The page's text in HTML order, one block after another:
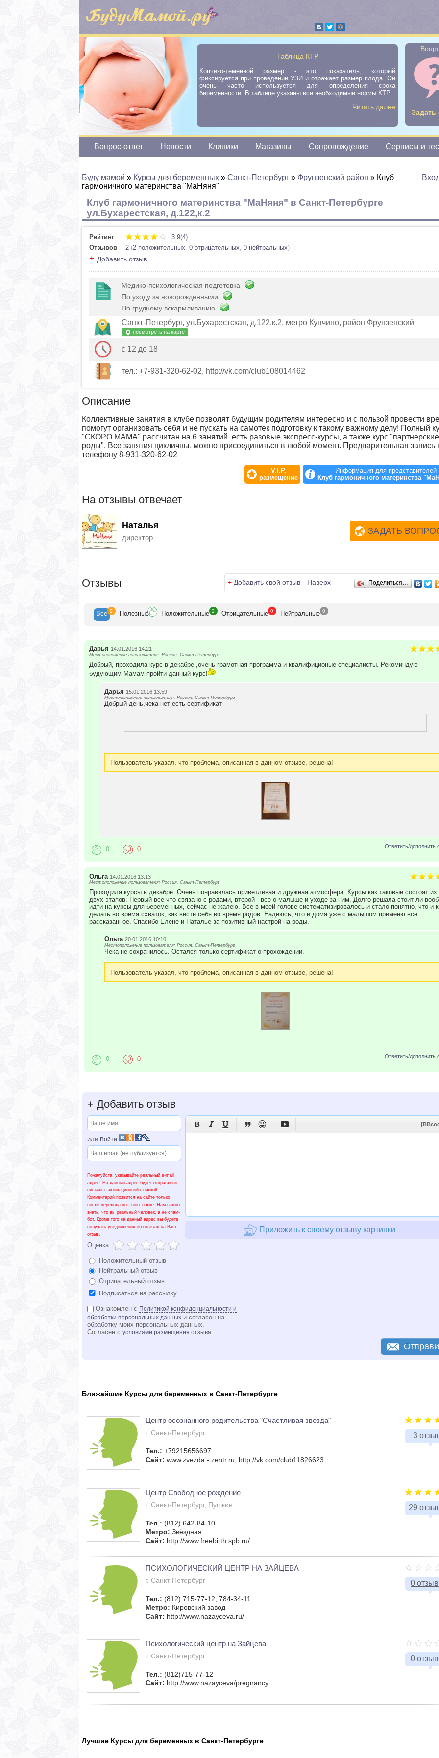
Таблица КТР
Копчико-теменной размер - это показатель, который
фиксируется при проведении УЗИ и отражает размер плода. Он
очень часто используется для определения срока
беременности. В таблице указаны все необходимые нормы КТР.
Читать далее
Задать
Вопрос-ответ Новости Клиники Магазины Сопровождение Сервисы и
Буду мамой » Курсы для беременных » Санкт-Петербург » Фрунзенский район » Клуб
гармоничного материнства "МаНяня"
Клуб гармоничного материнства "МаНяня" в Санкт-Петербурге
ул.Бухарестская, д.122,к.2
Рейтинг
3.9(4)
Отзывов
2 (2 положительных, 0 отрицательных, 0 нейтральных)
+ Добавить отзыв
Медико-психологическая подготовка
По уходу за новорожденными
По грудному вскармливанию
Санкт-Петербург, ул.Бухарестская, д.122,к.2, метро Купчино, район Фрунзенский
посмотреть на карте
с 12 до 18
тел.: +7-931-320-62-02, http://vk.com/club108014462
Описание
Коллективные занятия в клубе позволят будущим родителям интересно и с пользой провести
помогут организовать себя и не пускать на самотек подготовку к такому важному делу! Полный
"СКОРО МАМА" рассчитан на 6 занятий, есть разовые экспресс-курсы, а также курс "партнерские
роды". Все занятия цикличны, можно присоединиться в любой момент. Предварительная запись
телефону 8-931-320-62-02
V.I.P.
размещение
Информация для представителей
Клуб гармоничного материнства
На отзывы отвечает
Наталья
директор
ЗАДАТЬ
Отзывы + Добавить свой отзыв Наверх Поделиться…
Все 2 Полезные Положительные 2 Отрицательные 0 Нейтральные 0
Дарья 14.01.2016 14:21
Местоположение пользователя: Россия, Санкт-Петербург
Добрый, проходила курс в декабре ,очень грамотная программа и квалифиционые специалисты. Рекоминдую
будующим Мамам пройти данный курс!
Дарья 15.01.2016 13:59
Местоположение пользователя: Россия, Санкт-Петербург
Добрый день,чека нет есть сертификат
Пользователь указал, что проблема, описанная в данном отзыве, решена!
Ответить/дополнить
0 0
Ольга 14.01.2016 13:13
Местоположение пользователя: Россия, Санкт-Петербург
Проходила курсы в декабре. Очень понравилась приветливая и дружная атмосфера. Курсы как таковые состоят из
двух этапов. Первый все что связано с родами, второй - все о малыше и уходе за ним. Долго решала стоит ли
идти на курсы для беременных, сейчас не жалею. Все в моей голове систематизировалось и стало понятно, что и
делать во время схваток, как вести себя во время родов. Надеюсь, что и дома уже с малышом применю все
рассказанное. Спасибо Елене и Наталье за позитивный настрой на роды.
Ольга 20.01.2016 10:10
Местоположение пользователя: Россия, Санкт-Петербург
Чека не сохранилось. Остался только сертификат о прохождении.
Пользователь указал, что проблема, описанная в данном отзыве, решена!
Ответить/дополнить
0 0
+ Добавить отзыв
или Войти
Пожалуйста, указывайте реальный e-mail
адрес! На данный адрес будет отправлено
письмо с активационной ссылкой.
Комментарий появится на сайте только
после перехода по этой ссылке. Нам важно
знать, что вы реальный человек, а не спам-
бот. Кроме того на данный адрес вы будете
получать уведомления об ответах на Ваш
отзыв.
Оценка
Положительный отзыв
Нейтральный отзыв
Отрицательный отзыв
Подписаться на рассылку
     
Приложить к своему отзыву картинки
Ознакомлен с Политикой конфиденциальности и
обработки персональных данных и согласен на
обработку моих персональных данных.
Согласен с условиями размещения отзыва
Ближайшие Курсы для беременных в Санкт-Петербурге
3
Центр осознанного родительства "Счастливая звезда"
г. Санкт-Петербург
Тел.: +79215656697
Сайт: www.zvezda - zentr.ru, http://vk.com/club11826623
29
Центр Свободное рождение
г. Санкт-Петербург, Пушкин
Тел.: (812) 642-84-10
Метро: Звёздная
Сайт: http://www.freebirth.spb.ru/
0
ПСИХОЛОГИЧЕСКИЙ ЦЕНТР НА ЗАЙЦЕВА
г. Санкт-Петербург
Тел.: (812) 715-77-12, 784-34-11
Метро: Кировский завод
Сайт: http://www.nazayceva.ru/
0
Психологический центр на Зайцева
г. Санкт-Петербург
Тел.: (812)715-77-12
Сайт: http://www.nazayceva/pregnancy
Лучшие Курсы для беременных в Санкт-Петербурге